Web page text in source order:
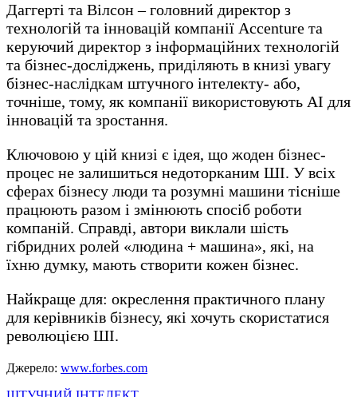
Даггерті та Вілсон – головний директор з
технологій та інновацій компанії Accenture та
керуючий директор з інформаційних технологій
та бізнес-досліджень, приділяють в книзі увагу
бізнес-наслідкам штучного інтелекту- або,
точніше, тому, як компанії використовують AI для
інновацій та зростання.
Ключовою у цій книзі є ідея, що жоден бізнес-
процес не залишиться недоторканим ШІ. У всіх
сферах бізнесу люди та розумні машини тісніше
працюють разом і змінюють спосіб роботи
компаній. Справді, автори виклали шість
гібридних ролей «людина + машина», які, на
їхню думку, мають створити кожен бізнес.
Найкраще для: окреслення практичного плану
для керівників бізнесу, які хочуть скористатися
революцією ШІ.
Джерело: www.forbes.com